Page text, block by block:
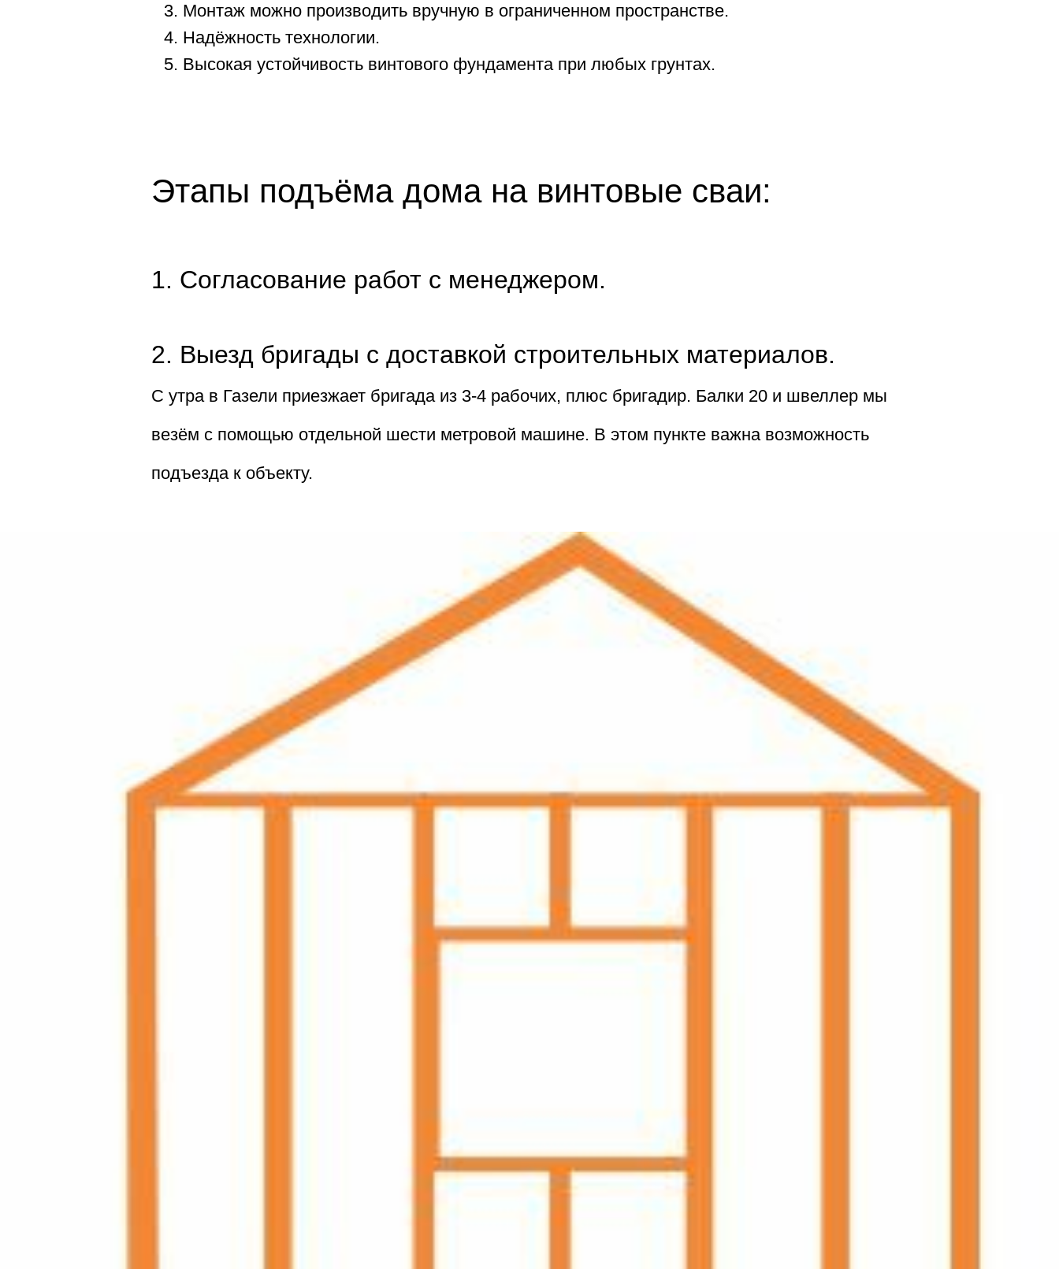
Монтаж можно производить вручную в ограниченном пространстве.
Надёжность технологии.
Высокая устойчивость винтового фундамента при любых грунтах.
Этапы подъёма дома на винтовые сваи:
1. Согласование работ с менеджером.
2. Выезд бригады с доставкой строительных материалов.
С утра в Газели приезжает бригада из 3-4 рабочих, плюс бригадир. Балки 20 и швеллер мы
везём с помощью отдельной шести метровой машине. В этом пункте важна возможность
подъезда к объекту.